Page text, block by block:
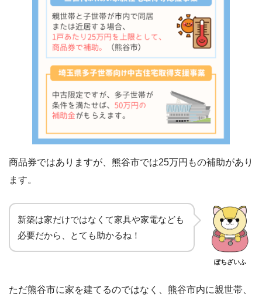
商品券ではありますが、熊谷市では25万円もの補助があり
ます。
新築は家だけではなくて家具や家電なども
必要だから、とても助かるね！
ぽちざいふ
ただ熊谷市に家を建てるのではなく、熊谷市内に親世帯、